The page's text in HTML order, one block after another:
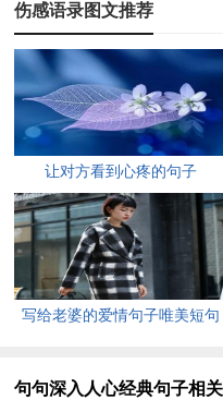
些事是不合逻辑的，有些事
则。
五、海，多么简单的一个
海，变幻的蓝色，却是我一
六、我不寂寞，我只是一
好，已经足够热闹。
七、当生活伤害我们的时
谅，不抱怨才能更快乐。
伤感语录图文推荐
让对方看到心疼的句子
写给老婆的爱情句子唯美短句
句句深入人心经典句子相